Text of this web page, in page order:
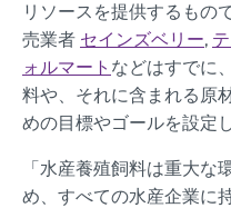
リソースを提供するもの
売業者 セインズベリー,
ォルマート などはすでに
料や、それに含まれる原
めの目標やゴールを設定
「水産養殖飼料は重大な
め、すべての水産企業に